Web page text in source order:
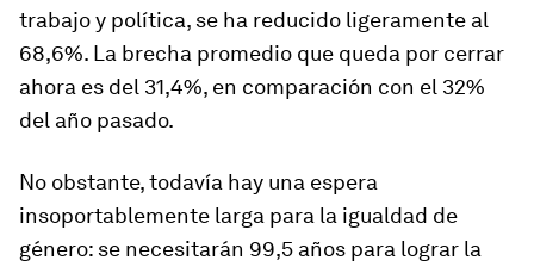
trabajo y política, se ha reducido ligeramente al
68,6%. La brecha promedio que queda por cerrar
ahora es del 31,4%, en comparación con el 32%
del año pasado.
No obstante, todavía hay una espera
insoportablemente larga para la igualdad de
género: se necesitarán 99,5 años para lograr la